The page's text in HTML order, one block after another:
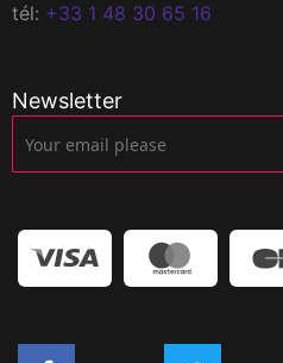
tél: +33 1 48 30 65 16
Newsletter